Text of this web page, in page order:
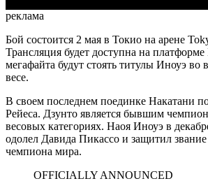
реклама
Бой состоится 2 мая в Токио на арене
Трансляция будет доступна на
мегафайта будут стоять титулы Иноуэ во
весе.
В своем последнем поединке Накатани
Рейеса. Дзунто является бывшим
весовых категориях. Наоя Иноуэ в
одолел Давида Пикассо и защитил
чемпиона мира.
OFFICIALLY ANNOUNCED